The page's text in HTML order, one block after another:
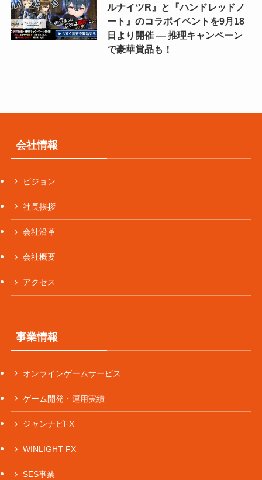
ルナイツR』と『ハンドレッドノ
ート』のコラボイベントを9月18
日より開催 ― 推理キャンペーン
で豪華賞品も！
会社情報
ビジョン
社長挨拶
会社沿革
会社概要
アクセス
事業情報
オンラインゲームサービス
ゲーム開発・運用実績
ジャンナビFX
WINLIGHT FX
SES事業